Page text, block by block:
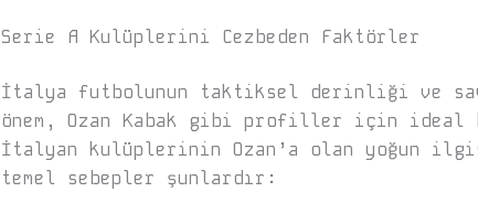
Serie A Kulüplerini Cezbeden Faktörler
İtalya futbolunun taktiksel derinliği ve
önem, Ozan Kabak gibi profiller için ideal
İtalyan kulüplerinin Ozan’a olan yoğun
temel sebepler şunlardır: